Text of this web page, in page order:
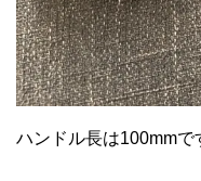
ハンドル長は100mmで